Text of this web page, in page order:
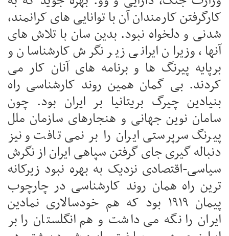
کارگرفتن کارمندان آن با توانایی های کرانمند،
شدنی و دلخواه نبود. بدین سان با تلاش های
آنها، وزیران ایرانی زیر نگرش کارشناسان و
برپایه پیرنگ ها و برنامه های آنان کار می
کردند. بی گمان همین روند کارشناسی راه
بنیادین چیرگ بریتانیا بر ایران بود. چون
سامان نوین جهانی و هنجارهای سازمان ملل
پیرنگ سرپرستی ایران را بر نمی تافت و نیز
دنباله گیری جای گرفتن سپاهی ایران از نگرش
سیاسی-اقتصادی نزدیک به بهره نبود زیرکانه
ترین راه همان روند کارشناسی در چارچوب
پیمان ۱۹۱۹ بود که هم خودسالاری نمادین
ایران را نگه می داشت و هم انگلستان را بر